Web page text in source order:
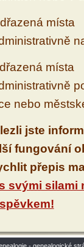
místa
místa
nebo
jste
fungování
přepis
svými silami